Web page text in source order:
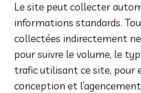
Le site peut collecter
informations standards.
collectées indirectement
pour suivre le volume, le
trafic utilisant ce site, pour
conception et